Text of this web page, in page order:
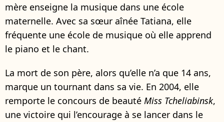
mère enseigne la musique dans une école
maternelle. Avec sa sœur aînée Tatiana, elle
fréquente une école de musique où elle apprend
le piano et le chant.
La mort de son père, alors qu’elle n’a que 14 ans,
marque un tournant dans sa vie. En 2004, elle
remporte le concours de beauté Miss Tcheliabinsk,
une victoire qui l’encourage à se lancer dans le